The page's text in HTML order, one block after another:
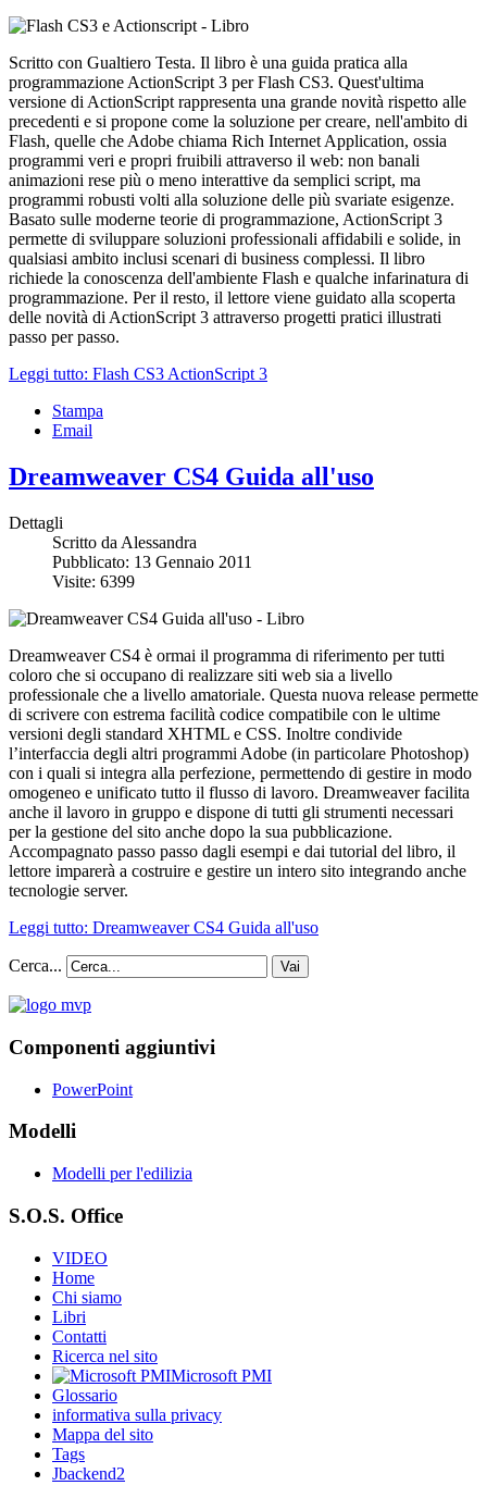
Scritto con Gualtiero Testa. Il libro è una guida pratica alla
programmazione ActionScript 3 per Flash CS3. Quest'ultima
versione di ActionScript rappresenta una grande novità rispetto alle
precedenti e si propone come la soluzione per creare, nell'ambito di
Flash, quelle che Adobe chiama Rich Internet Application, ossia
programmi veri e propri fruibili attraverso il web: non banali
animazioni rese più o meno interattive da semplici script, ma
programmi robusti volti alla soluzione delle più svariate esigenze.
Basato sulle moderne teorie di programmazione, ActionScript 3
permette di sviluppare soluzioni professionali affidabili e solide, in
qualsiasi ambito inclusi scenari di business complessi. Il libro
richiede la conoscenza dell'ambiente Flash e qualche infarinatura di
programmazione. Per il resto, il lettore viene guidato alla scoperta
delle novità di ActionScript 3 attraverso progetti pratici illustrati
passo per passo.
Leggi tutto: Flash CS3 ActionScript 3
Stampa
Email
Dreamweaver CS4 Guida all'uso
Dettagli
Scritto da Alessandra
Pubblicato: 13 Gennaio 2011
Visite: 6399
Dreamweaver CS4 è ormai il programma di riferimento per tutti
coloro che si occupano di realizzare siti web sia a livello
professionale che a livello amatoriale. Questa nuova release permette
di scrivere con estrema facilità codice compatibile con le ultime
versioni degli standard XHTML e CSS. Inoltre condivide
l’interfaccia degli altri programmi Adobe (in particolare Photoshop)
con i quali si integra alla perfezione, permettendo di gestire in modo
omogeneo e unificato tutto il flusso di lavoro. Dreamweaver facilita
anche il lavoro in gruppo e dispone di tutti gli strumenti necessari
per la gestione del sito anche dopo la sua pubblicazione.
Accompagnato passo passo dagli esempi e dai tutorial del libro, il
lettore imparerà a costruire e gestire un intero sito integrando anche
tecnologie server.
Leggi tutto: Dreamweaver CS4 Guida all'uso
Cerca... Vai
Componenti aggiuntivi
PowerPoint
Modelli
Modelli per l'edilizia
S.O.S. Office
VIDEO
Home
Chi siamo
Libri
Contatti
Ricerca nel sito
Microsoft PMI
Glossario
informativa sulla privacy
Mappa del sito
Tags
Jbackend2